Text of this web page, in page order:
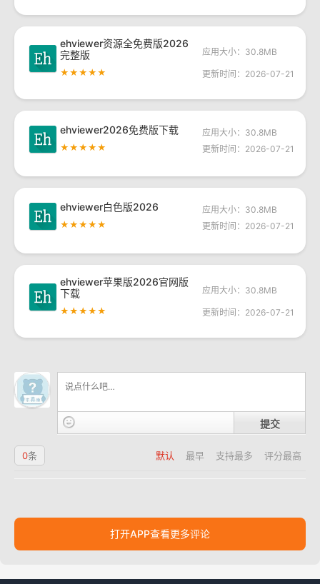
ehviewer资源全免费版2026
完整版
★★★★★
应用大小：30.8MB
更新时间：2026-07-21
ehviewer2026免费版下载
★★★★★
应用大小：30.8MB
更新时间：2026-07-21
ehviewer白色版2026
★★★★★
应用大小：30.8MB
更新时间：2026-07-21
ehviewer苹果版2026官网版
下载
★★★★★
应用大小：30.8MB
更新时间：2026-07-21
提交
默认 最早 支持最多 评分最高
0条
打开APP查看更多评论